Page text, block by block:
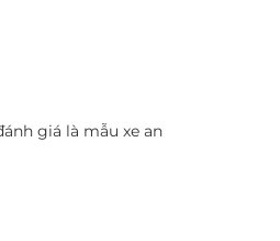
giá là mẫu xe an